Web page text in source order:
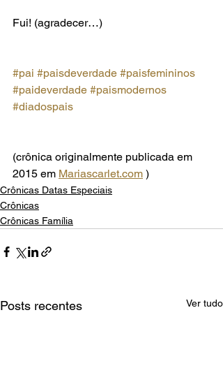
Fui! (agradecer…)
#pai #paisdeverdade #paisfemininos
#paideverdade #paismodernos
#diadospais
(crônica originalmente publicada em
2015 em Mariascarlet.com )
Crônicas Datas Especiais
Crônicas
Crônicas Família
Posts recentes Ver tudo